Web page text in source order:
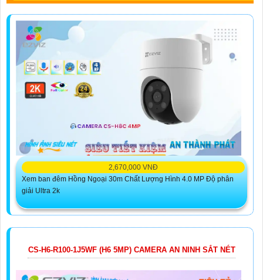
2,670,000 VNĐ
Xem ban đêm Hồng Ngoại 30m Chất Lượng Hình 4.0 MP Độ phân
giải Ultra 2k
CS-H6-R100-1J5WF (H6 5MP) CAMERA AN NINH SẮT NÉT